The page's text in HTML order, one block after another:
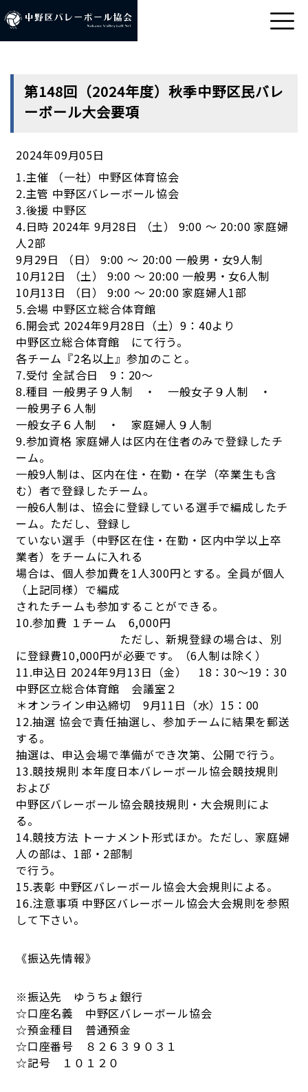
第148回（2024年度）秋季中野区民バレ
ーボール大会要項
2024年09月05日
1.主催 （一社）中野区体育協会
2.主管 中野区バレーボール協会
3.後援 中野区
4.日時 2024年 9月28日 （土） 9:00 ～ 20:00 家庭婦
人2部
9月29日 （日） 9:00 ～ 20:00 一般男・女9人制
10月12日 （土） 9:00 ～ 20:00 一般男・女6人制
10月13日 （日） 9:00 ～ 20:00 家庭婦人1部
5.会場 中野区立総合体育館
6.開会式 2024年9月28日（土）9：40より
中野区立総合体育館 にて行う。
各チーム『2名以上』参加のこと。
7.受付 全試合日 9：20～
8.種目 一般男子９人制 ・ 一般女子９人制 ・
一般男子６人制
一般女子６人制 ・ 家庭婦人９人制
9.参加資格 家庭婦人は区内在住者のみで登録したチ
ーム。
一般9人制は、区内在住・在勤・在学（卒業生も含
む）者で登録したチーム。
一般6人制は、協会に登録している選手で編成したチ
ーム。ただし、登録し
ていない選手（中野区在住・在勤・区内中学以上卒
業者）をチームに入れる
場合は、個人参加費を1人300円とする。全員が個人
（上記同様）で編成
されたチームも参加することができる。
10.参加費 １チーム 6,000円
ただし、新規登録の場合は、別
に登録費10,000円が必要です。（6人制は除く）
11.申込日 2024年9月13日（金） 18：30～19：30
中野区立総合体育館 会議室２
＊オンライン申込締切 9月11日（水）15：00
12.抽選 協会で責任抽選し、参加チームに結果を郵送
する。
抽選は、申込会場で準備ができ次第、公開で行う。
13.競技規則 本年度日本バレーボール協会競技規則
および
中野区バレーボール協会競技規則・大会規則によ
る。
14.競技方法 トーナメント形式ほか。ただし、家庭婦
人の部は、1部・2部制
で行う。
15.表彰 中野区バレーボール協会大会規則による。
16.注意事項 中野区バレーボール協会大会規則を参照
して下さい。
《振込先情報》
※振込先 ゆうちょ銀行
☆口座名義 中野区バレーボール協会
☆預金種目 普通預金
☆口座番号 ８２６３９０３１
☆記号 １０１２０